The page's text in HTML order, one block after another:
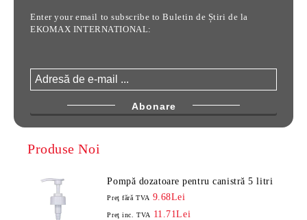
Enter your email to subscribe to Buletin de Știri de la
EKOMAX INTERNATIONAL:
Produse Noi
Pompă dozatoare pentru canistră 5 litri
Preţ fără TVA 9.68Lei
Preţ inc. TVA 11.71Lei